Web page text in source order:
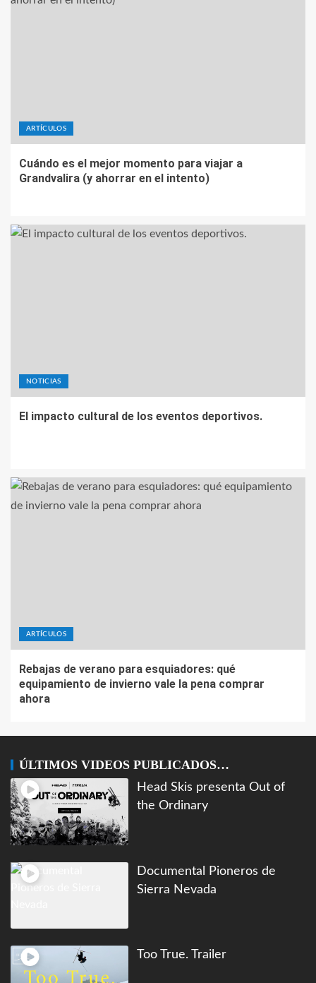
ARTÍCULOS
Cuándo es el mejor momento para viajar a
Grandvalira (y ahorrar en el intento)
NOTICIAS
El impacto cultural de los eventos deportivos.
ARTÍCULOS
Rebajas de verano para esquiadores: qué
equipamiento de invierno vale la pena comprar
ahora
ÚLTIMOS VIDEOS PUBLICADOS…
Head Skis presenta Out of
the Ordinary
Documental Pioneros de
Sierra Nevada
Too True. Trailer